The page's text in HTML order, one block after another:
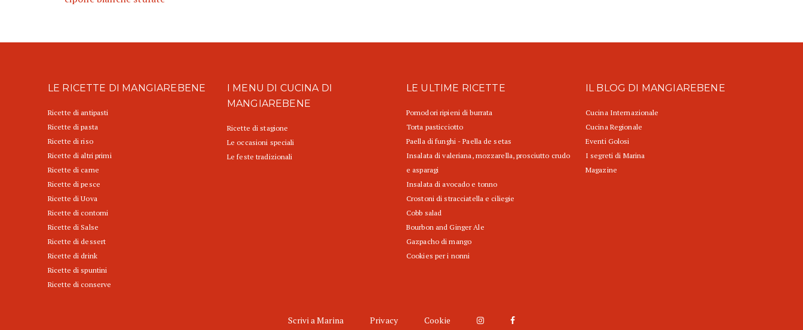
LE RICETTE DI MANGIAREBENE
Ricette di antipasti
Ricette di pasta
Ricette di riso
Ricette di altri primi
Ricette di carne
Ricette di pesce
Ricette di Uova
Ricette di contorni
Ricette di Salse
Ricette di dessert
Ricette di drink
Ricette di spuntini
Ricette di conserve
I MENU DI CUCINA DI
MANGIAREBENE
Ricette di stagione
Le occasioni speciali
Le feste tradizionali
LE ULTIME RICETTE
Pomodori ripieni di burrata
Torta pasticciotto
Paella di funghi - Paella de setas
Insalata di valeriana, mozzarella, prosciutto crudo
e asparagi
Insalata di avocado e tonno
Crostoni di stracciatella e ciliegie
Cobb salad
Bourbon and Ginger Ale
Gazpacho di mango
Cookies per i nonni
IL BLOG DI MANGIAREBENE
Cucina Internazionale
Cucina Regionale
Eventi Golosi
I segreti di Marina
Magazine
Scrivi a Marina Privacy Cookie